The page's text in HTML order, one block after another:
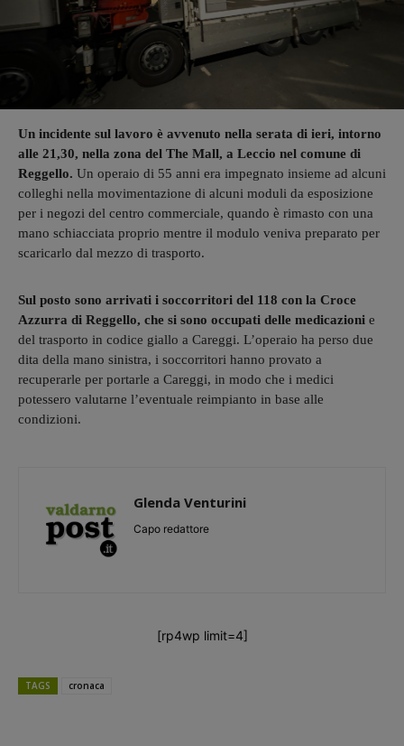
Un incidente sul lavoro è avvenuto nella serata di ieri, intorno
alle 21,30, nella zona del The Mall, a Leccio nel comune di
Reggello. Un operaio di 55 anni era impegnato insieme ad alcuni
colleghi nella movimentazione di alcuni moduli da esposizione
per i negozi del centro commerciale, quando è rimasto con una
mano schiacciata proprio mentre il modulo veniva preparato per
scaricarlo dal mezzo di trasporto.
Sul posto sono arrivati i soccorritori del 118 con la Croce
Azzurra di Reggello, che si sono occupati delle medicazioni e
del trasporto in codice giallo a Careggi. L’operaio ha perso due
dita della mano sinistra, i soccorritori hanno provato a
recuperarle per portarle a Careggi, in modo che i medici
potessero valutarne l’eventuale reimpianto in base alle
condizioni.
Glenda Venturini
Capo redattore
[rp4wp limit=4]
TAGS cronaca